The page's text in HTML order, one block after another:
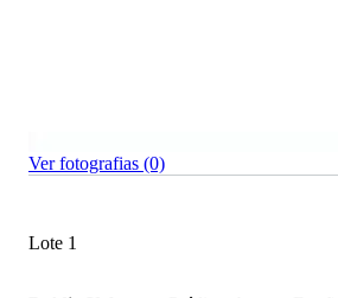
Ver fotografias (0)
Lote 1